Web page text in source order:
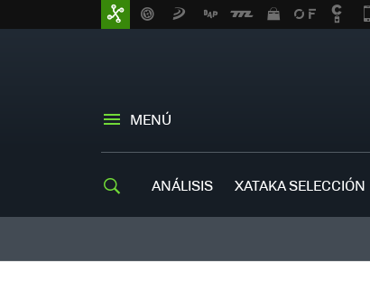
MENÚ
ANÁLISIS XATAKA SELECCIÓN